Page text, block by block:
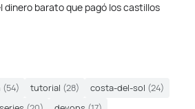
dinero barato que pagó los castillos
(54) tutorial (28) costa-del-sol (24)